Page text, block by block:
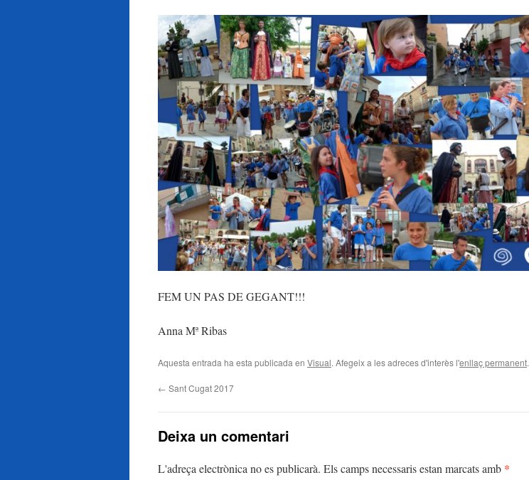
FEM UN PAS DE GEGANT!!!
Anna Mª Ribas
Aquesta entrada ha esta publicada en Visual. Afegeix a les adreces d'interès l'enllaç permanent.
← Sant Cugat 2017
Deixa un comentari
L'adreça electrònica no es publicarà. Els camps necessaris estan marcats amb *